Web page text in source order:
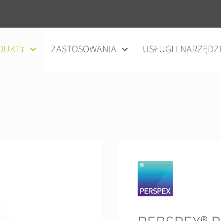
ZASTOSOWANIA USŁUGI I